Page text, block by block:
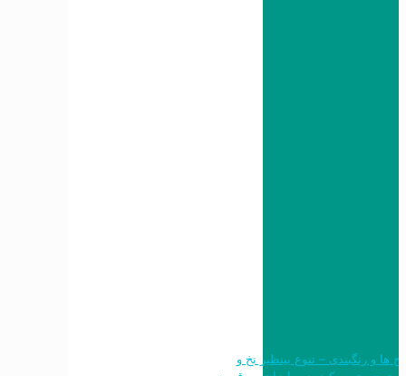
طرح ها و رنگبندی – تنوع بینظیر نخ و